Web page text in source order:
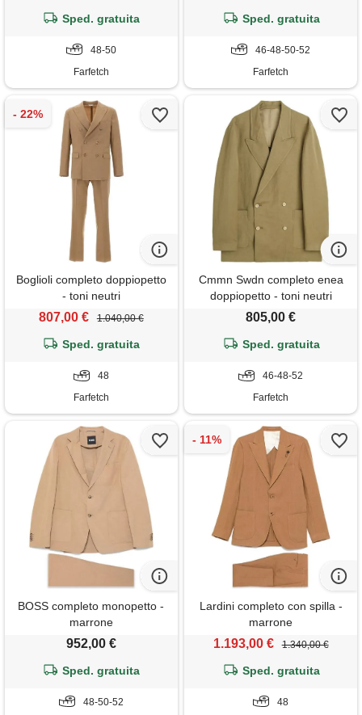
Sped. gratuita
48-50
Farfetch
Sped. gratuita
46-48-50-52
Farfetch
Boglioli completo doppiopetto
- toni neutri
807,00 € 1.040,00 €
Sped. gratuita
48
Farfetch
Cmmn Swdn completo enea
doppiopetto - toni neutri
805,00 €
Sped. gratuita
46-48-52
Farfetch
BOSS completo monopetto -
marrone
952,00 €
Sped. gratuita
48-50-52
Lardini completo con spilla -
marrone
1.193,00 € 1.340,00 €
Sped. gratuita
48